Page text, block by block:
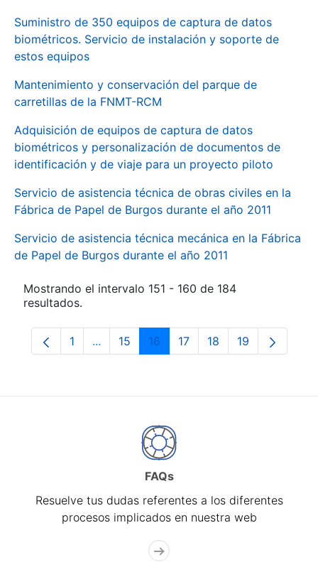
Suministro de 350 equipos de captura de datos
biométricos. Servicio de instalación y soporte de
estos equipos
Mantenimiento y conservación del parque de
carretillas de la FNMT-RCM
Adquisición de equipos de captura de datos
biométricos y personalización de documentos de
identificación y de viaje para un proyecto piloto
Servicio de asistencia técnica de obras civiles en la
Fábrica de Papel de Burgos durante el año 2011
Servicio de asistencia técnica mecánica en la Fábrica
de Papel de Burgos durante el año 2011
Mostrando el intervalo 151 - 160 de 184
resultados.
Página
1 ...Páginas intermedias Use TAB para
Página
15 Página
16 Página
17 Página
18 Página
19
FAQs
Resuelve tus dudas referentes a los diferentes
procesos implicados en nuestra web